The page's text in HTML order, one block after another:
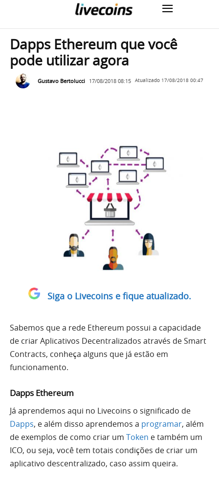
Dapps Ethereum que você
pode utilizar agora
Gustavo Bertolucci 17/08/2018 08:15 Atualizado 17/08/2018 00:47
Siga o Livecoins e fique atualizado.
Sabemos que a rede Ethereum possui a capacidade
de criar Aplicativos Decentralizados através de Smart
Contracts, conheça alguns que já estão em
funcionamento.
Dapps Ethereum
Já aprendemos aqui no Livecoins o significado de
Dapps, e além disso aprendemos a programar, além
de exemplos de como criar um Token e também um
ICO, ou seja, você tem totais condições de criar um
aplicativo descentralizado, caso assim queira.